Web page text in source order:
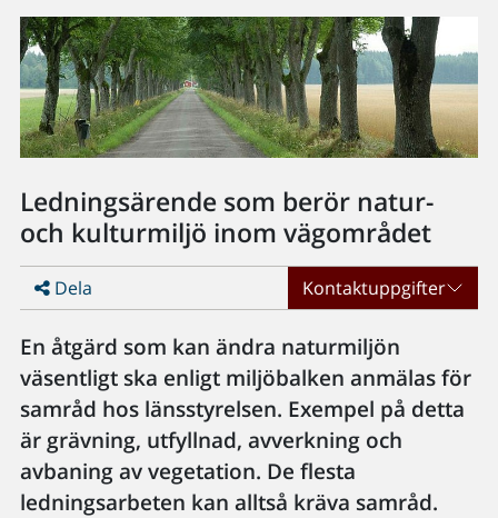
Ledningsärende som berör natur-
och kulturmiljö inom vägområdet
Dela Kontaktuppgifter
En åtgärd som kan ändra naturmiljön
väsentligt ska enligt miljöbalken anmälas för
samråd hos länsstyrelsen. Exempel på detta
är grävning, utfyllnad, avverkning och
avbaning av vegetation. De flesta
ledningsarbeten kan alltså kräva samråd.